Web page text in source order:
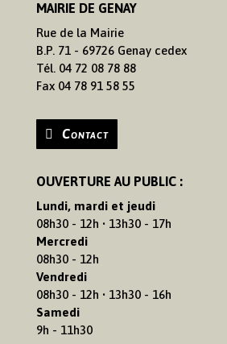
MAIRIE DE GENAY
Rue de la Mairie
B.P. 71 - 69726 Genay cedex
Tél. 04 72 08 78 88
Fax 04 78 91 58 55
Contact
OUVERTURE AU PUBLIC :
Lundi, mardi et jeudi
08h30 - 12h • 13h30 - 17h
Mercredi
08h30 - 12h
Vendredi
08h30 - 12h • 13h30 - 16h
Samedi
9h - 11h30